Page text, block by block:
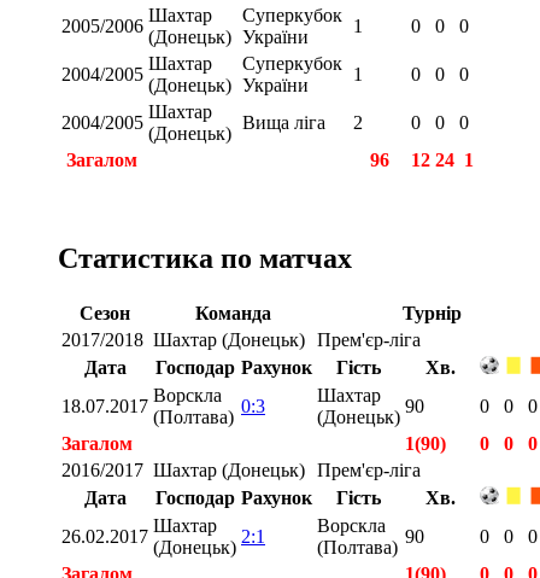
2005/2006
Шахтар
(Донецьк)
Суперкубок
України
1 0 0 0
2004/2005
Шахтар
(Донецьк)
Суперкубок
України
1 0 0 0
2004/2005
Шахтар
(Донецьк)
Вища ліга 2 0 0
0
Загалом
96 12 24 1
Статистика по матчах
Сезон Команда
Турнір
2017/2018 Шахтар (Донецьк) Прем'єр-ліга
Дата
Господар Рахунок Гість
Хв.
18.07.2017
Ворскла
(Полтава)
0:3
Шахтар
(Донецьк)
90 0 0
0
Загалом
1(90) 0 0
0
2016/2017 Шахтар (Донецьк) Прем'єр-ліга
Дата
Господар Рахунок Гість
Хв.
26.02.2017
Шахтар
(Донецьк)
2:1
Ворскла
(Полтава)
90 0 0
0
Загалом
1(90) 0 0
0